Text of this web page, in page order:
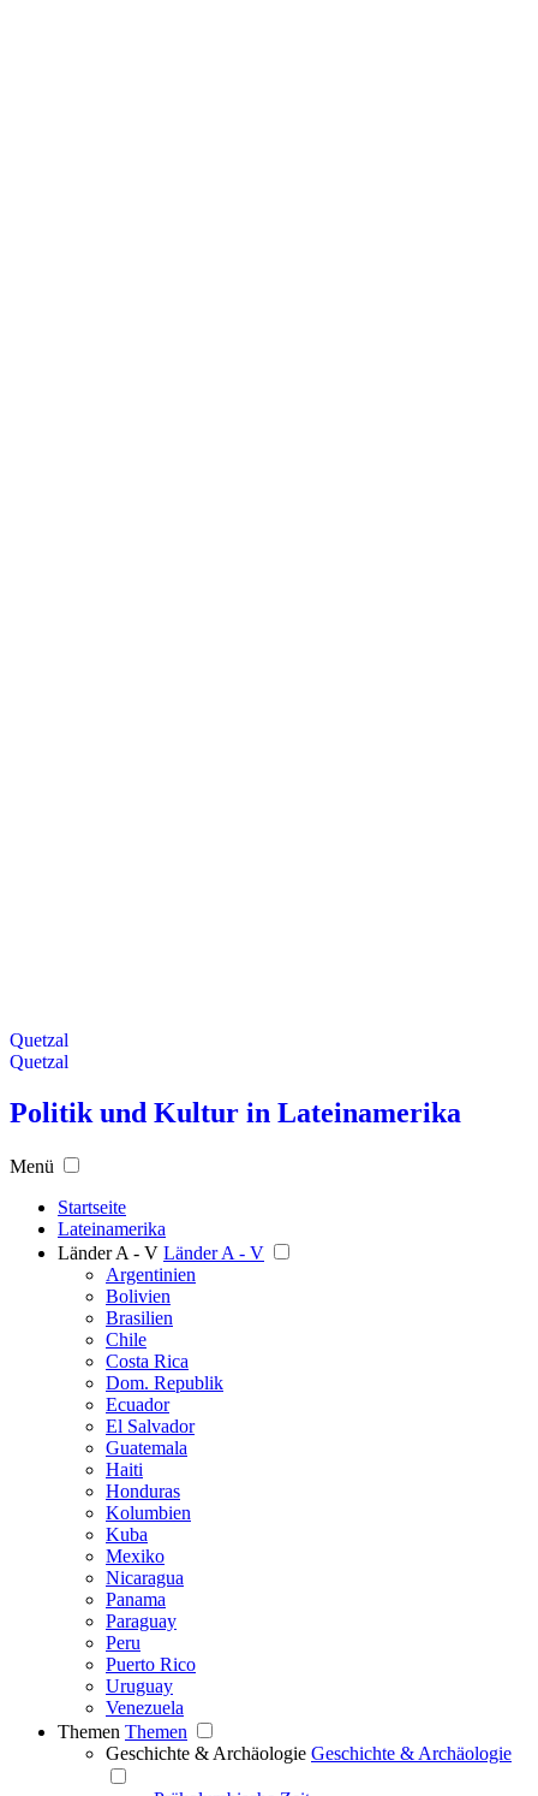
Quetzal
Quetzal
Politik und Kultur in Lateinamerika
Menü
Startseite
Lateinamerika
Länder A - V Länder A - V
Argentinien
Bolivien
Brasilien
Chile
Costa Rica
Dom. Republik
Ecuador
El Salvador
Guatemala
Haiti
Honduras
Kolumbien
Kuba
Mexiko
Nicaragua
Panama
Paraguay
Peru
Puerto Rico
Uruguay
Venezuela
Themen Themen
Geschichte & Archäologie Geschichte & Archäologie